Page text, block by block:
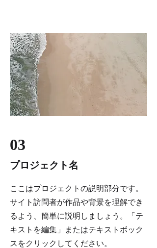
03
プロジェクト名
ここはプロジェクトの説明部分です。
サイト訪問者が作品や背景を理解でき
るよう、簡単に説明しましょう。「テ
キストを編集」またはテキストボック
スをクリックしてください。